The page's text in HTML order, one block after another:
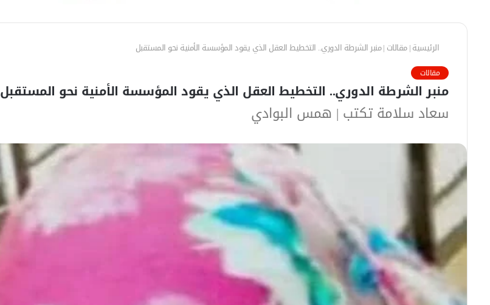
الرئيسية|مقالات |منبر الشرطة الدوري.. التخطيط العقل الذي يقود المؤسسة الأمنية نحو المستقبل
مقالات
منبر الشرطة الدوري.. التخطيط العقل الذي يقود المؤسسة الأمنية نحو المستقبل
سعاد سلامة تكتب | همس البوادي